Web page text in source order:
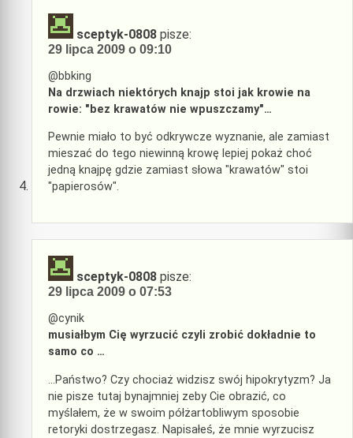
sceptyk-0808 pisze:
29 lipca 2009 o 09:10
@bbking
Na drzwiach niektórych knajp stoi jak krowie na
rowie: "bez krawatów nie wpuszczamy"…
Pewnie miało to być odkrywcze wyznanie, ale zamiast
mieszać do tego niewinną krowę lepiej pokaż choć
jedną knajpę gdzie zamiast słowa "krawatów" stoi
"papierosów".
sceptyk-0808 pisze:
29 lipca 2009 o 07:53
@cynik
musiałbym Cię wyrzucić czyli zrobić dokładnie to
samo co …
…Państwo? Czy chociaż widzisz swój hipokrytyzm? Ja
nie pisze tutaj bynajmniej zeby Cie obrazić, co
myślałem, że w swoim półżartobliwym sposobie
retoryki dostrzegasz. Napisałeś, że mnie wyrzucisz